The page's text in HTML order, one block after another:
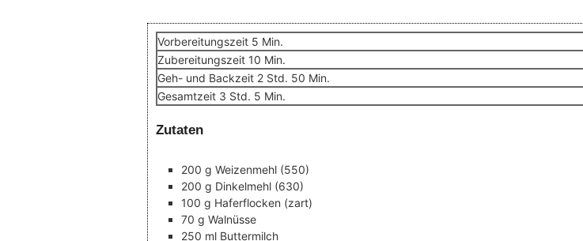
Vorbereitungszeit 5 Minuten
Min.
Zubereitungszeit 10 Minuten
Min.
Geh- und Backzeit 2Stunden
Std. 50 Minuten
Min.
Gesamtzeit 3 Stunden
Std. 5 Minuten
Min.
Zutaten
200 g Weizenmehl (550)
200 g Dinkelmehl (630)
100 g Haferflocken (zart)
70 g Walnüsse
250 ml Buttermilch